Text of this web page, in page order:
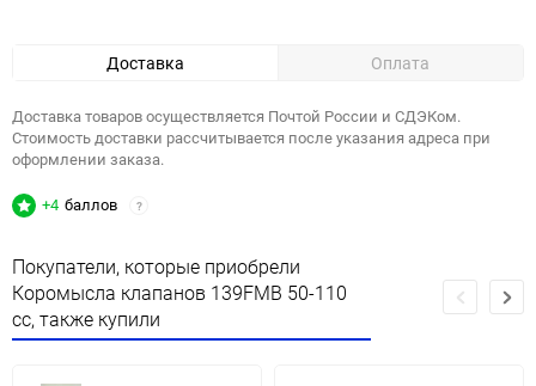
Доставка Оплата
Доставка товаров осуществляется Почтой России и СДЭКом.
Стоимость доставки рассчитывается после указания адреса при
оформлении заказа.
+4 баллов ?
Покупатели, которые приобрели
Коромысла клапанов 139FMB 50-110
сс, также купили